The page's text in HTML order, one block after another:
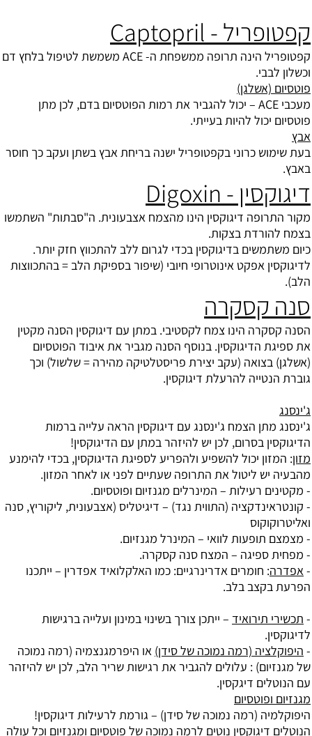
קפטופריל - Captopril
קפטופריל הינה תרופה ממשפחת ה- ACE משמשת לטיפול בלחץ דם
וכשלון לבבי.
פוטסיום (אשלגן)
מעכבי ACE – יכול להגביר את רמות הפוטסיום בדם, לכן מתן
פוטסיום יכול להיות בעייתי.
אבץ
בעת שימוש כרוני בקפטופריל ישנה בריחת אבץ בשתן ועקב כך חוסר
באבץ.
דיגוקסין - Digoxin
מקור התרופה דיגוקסין הינו מהצמח אצבעונית. ה"סבתות" השתמשו
בצמח להורדת בצקות.
כיום משתמשים בדיגוקסין בכדי לגרום ללב להתכווץ חזק יותר.
לדיגוקסין אפקט אינוטרופי חיובי (שיפור בספיקת הלב = בהתכווצות
הלב).
סנה קסקרה
הסנה קסקרה הינו צמח לקסטיבי. במתן עם דיגוקסין הסנה מקטין
את ספיגת הדיגוקסין. בנוסף הסנה מגביר את איבוד הפוטסיום
(אשלגן) בצואה (עקב יצירת פריסטלטיקה מהירה = שלשול) וכך
גוברת הנטייה להרעלת דיגוקסין.
ג'ינסנג
ג'ינסנג מתן הצמח ג'ינסנג עם דיגוקסין הראה עלייה ברמות
הדיגוקסין בסרום, לכן יש להיזהר במתן עם הדיגוקסין!
מזון: המזון יכול להשפיע ולהפריע לספיגת הדיגוקסין, בכדי להימנע
מהבעיה יש ליטול את התרופה שעתיים לפני או לאחר המזון.
- מקטינים רעילות – המינרלים מגנזיום ופוטסיום.
- קונטראינדקציה (התווית נגד) – דיגיטליס (אצבעונית, ליקוריץ, סנה
ואליטרוקוקוס
- מצמצם תופעות לוואי – המינרל מגנזיום.
- מפחית ספיגה – המצח סנה קסקרה.
- אפדרה: חומרים אדרינרגיים: כמו האלקלואיד אפדרין – ייתכנו
הפרעת בקצב בלב.
- תכשירי תירואיד – ייתכן צורך בשינוי במינון ועלייה ברגישות
לדיגוקסין.
- היפוקלציה (רמה נמוכה של סידן) או היפרמגנצמיה (רמה נמוכה
של מגנזיום) : עלולים להגביר את רגישות שריר הלב, לכן יש להיזהר
עם הנוטלים דיגקסין.
מגנזיום ופוטסיום
היפוקלמיה (רמה נמוכה של סידן) – גורמת לרעילות דיגוקסין!
הנוטלים דיגוקסין נוטים לרמה נמוכה של פוטסיום ומגנזיום וכל עולה